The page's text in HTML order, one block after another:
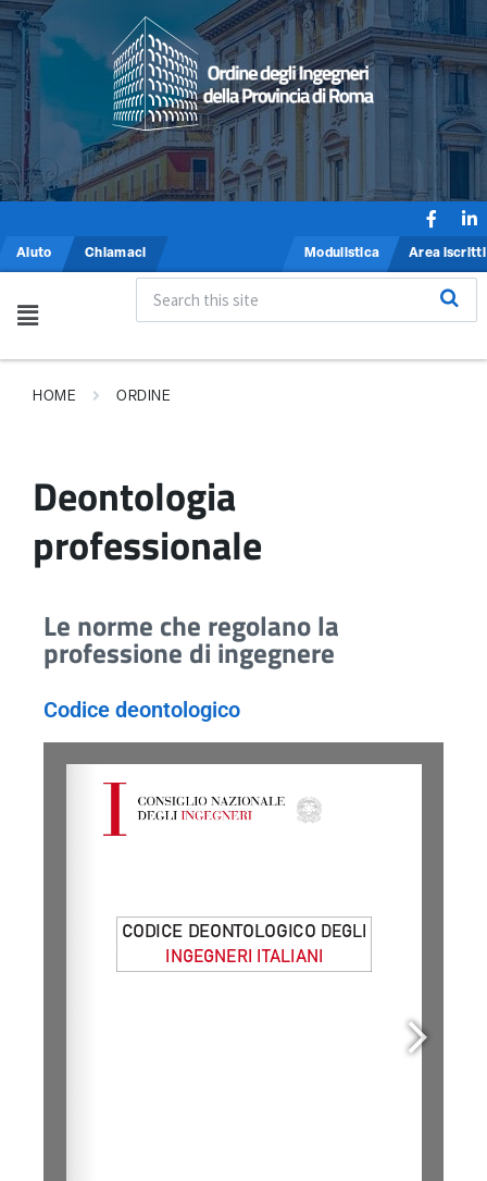
Aiuto Chiamaci Modulistica Area iscritti
HOME ORDINE
Deontologia
professionale
Le norme che regolano la
professione di ingegnere
Codice deontologico